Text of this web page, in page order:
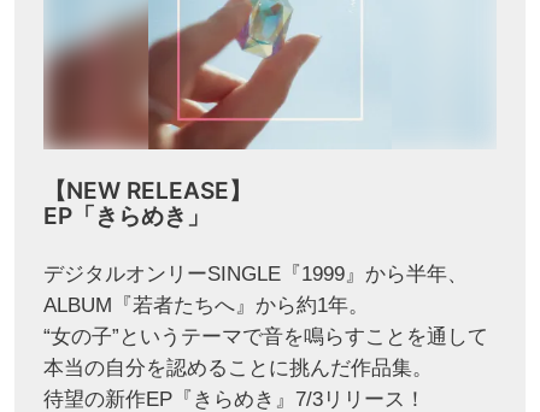
【NEW RELEASE】
EP「きらめき」
デジタルオンリーSINGLE『1999』から半年、
ALBUM『若者たちへ』から約1年。
“女の子”というテーマで音を鳴らすことを通して
本当の自分を認めることに挑んだ作品集。
待望の新作EP『きらめき』7/3リリース！